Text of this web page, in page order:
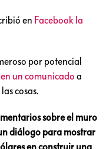
en Facebook la
por potencial
un comunicado a
cosas.
sobre el muro
diálogo para mostrar
en construir una